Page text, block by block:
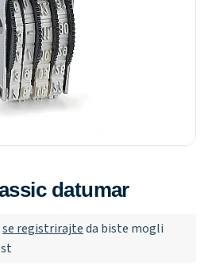
datumar
se registrirajteda biste mogli